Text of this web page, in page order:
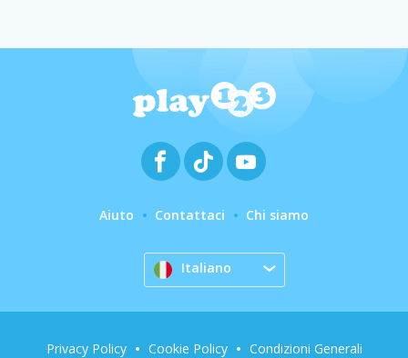
Aiuto Contattaci Chi siamo
Italiano
Privacy Policy Cookie Policy Condizioni Generali